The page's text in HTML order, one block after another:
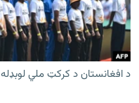
د افغانستان د کرکټ ملي لوبډله